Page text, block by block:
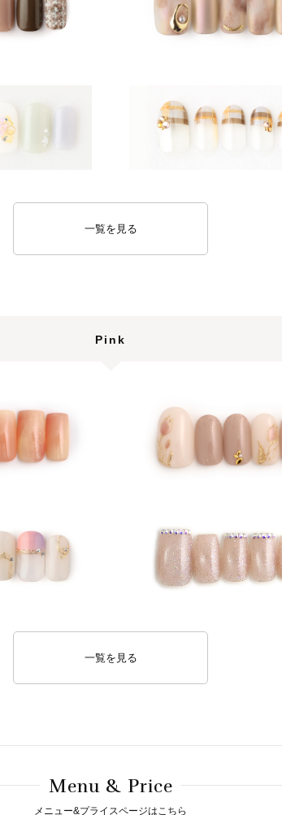
一覧を見る
Pink
一覧を見る
Menu& Price
メニュー&プライスページはこちら